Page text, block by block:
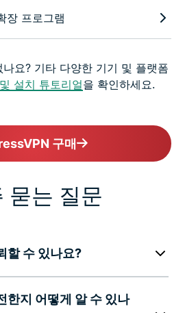
장 프로그램
요? 기타 다양한 기기 및 플랫폼
설치 튜토리얼을 확인하세요.
구매
묻는 질문
할 수 있나요?
한지 어떻게 알 수 있나